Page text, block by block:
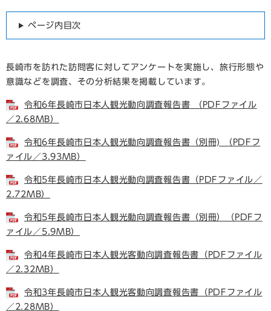
ページ内目次
長崎市を訪れた訪問客に対してアンケートを実施し、旅行形態や
意識などを調査、その分析結果を掲載しています。
令和6年長崎市日本人観光動向調査報告書 （PDFファイル
／2.68MB）
令和6年長崎市日本人観光動向調査報告書（別冊) （PDFフ
ァイル／3.93MB）
令和5年長崎市日本人観光動向調査報告書（PDFファイル／
2.72MB）
令和5年長崎市日本人観光動向調査報告書（別冊）（PDFフ
ァイル／5.9MB）
令和4年長崎市日本人観光客動向調査報告書（PDFファイル
／2.32MB）
令和3年長崎市日本人観光客動向調査報告書（PDFファイル
／2.28MB）